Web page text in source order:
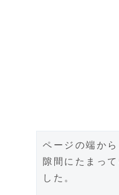
ページの端か
隙間にたまっ
した。